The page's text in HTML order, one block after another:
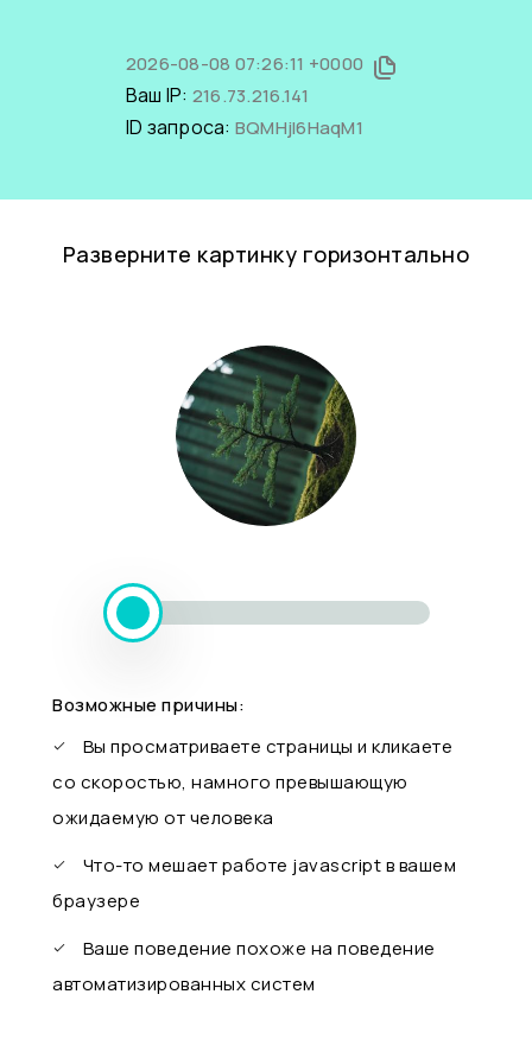
2026-08-08 07:26:11 +0000
Ваш IP: 216.73.216.141
ID запроса: BQMHjl6HaqM1
Разверните картинку горизонтально
Возможные причины:
Вы просматриваете страницы и кликаете
со скоростью, намного превышающую
ожидаемую от человека
Что-то мешает работе javascript в вашем
браузере
Ваше поведение похоже на поведение
автоматизированных систем